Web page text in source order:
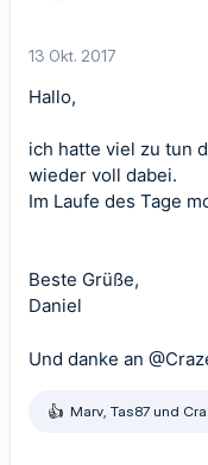
13 Okt. 2017
Hallo,
ich hatte viel zu tun
wieder voll dabei.
Im Laufe des Tage
Beste Grüße,
Daniel
Und danke an
R
Marv Tas87 und